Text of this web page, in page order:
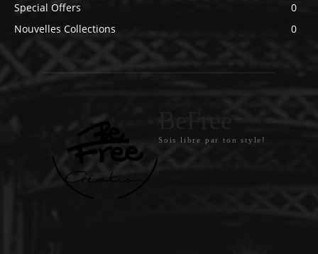
Special Offers
0
Nouvelles Collections
0
Sois libre par ton style!